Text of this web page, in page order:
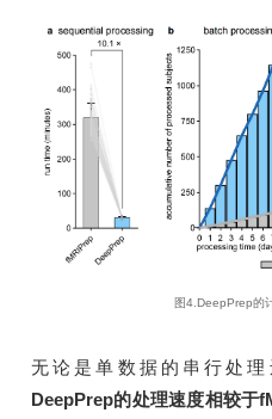
图4.DeepPrep的
无论是单数据的串行处
DeepPrep的处理速度相较于